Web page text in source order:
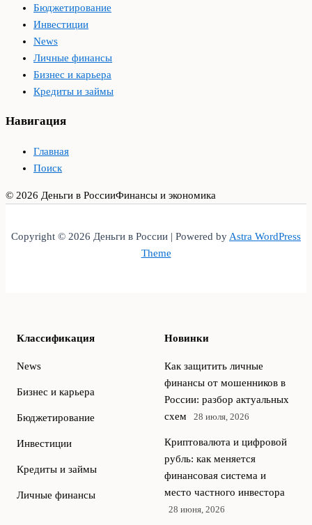
Бюджетирование
Инвестиции
News
Личные финансы
Бизнес и карьера
Кредиты и займы
Навигация
Главная
Поиск
© 2026 Деньги в РоссииФинансы и экономика
Copyright © 2026 Деньги в России | Powered byAstra WordPress
Theme
Классификация
News
Бизнес и карьера
Бюджетирование
Инвестиции
Кредиты и займы
Личные финансы
Новинки
Как защитить личные
финансы от мошенников в
России: разбор актуальных
схем
28 июля, 2026
Криптовалюта и цифровой
рубль: как меняется
финансовая система и
место частного инвестора
28 июня, 2026